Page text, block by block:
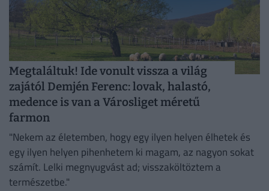
Megtaláltuk! Ide vonult vissza a világ
zajától Demjén Ferenc: lovak, halastó,
medence is van a Városliget méretű
farmon
"Nekem az életemben, hogy egy ilyen helyen élhetek és
egy ilyen helyen pihenhetem ki magam, az nagyon sokat
számít. Lelki megnyugvást ad; visszaköltöztem a
természetbe."